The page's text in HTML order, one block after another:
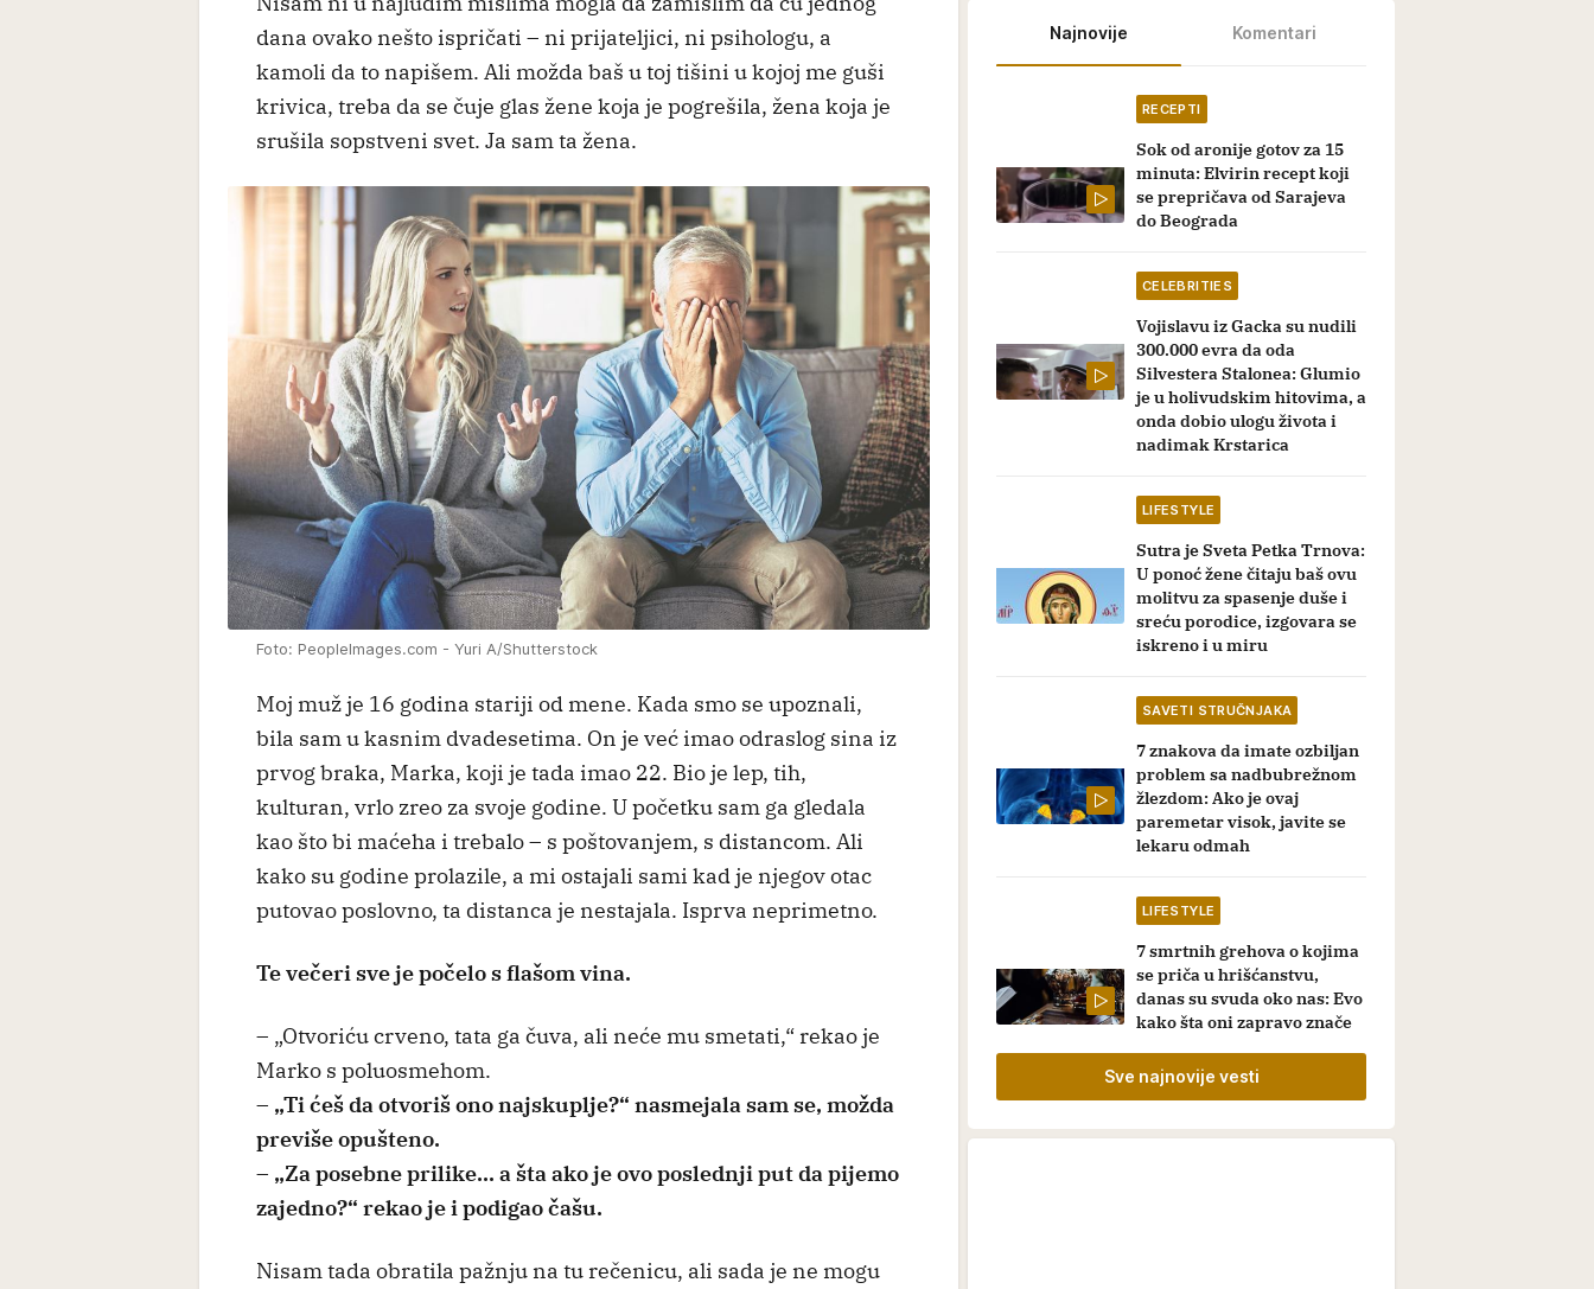
dana ovako nešto ispričati – ni prijateljici, ni psihologu, a
kamoli da to napišem. Ali možda baš u toj tišini u kojoj me guši
krivica, treba da se čuje glas žene koja je pogrešila, žena koja je
srušila sopstveni svet. Ja sam ta žena.
Foto: PeopleImages.com - Yuri A/Shutterstock
Moj muž je 16 godina stariji od mene. Kada smo se upoznali,
bila sam u kasnim dvadesetima. On je već imao odraslog sina iz
prvog braka, Marka, koji je tada imao 22. Bio je lep, tih,
kulturan, vrlo zreo za svoje godine. U početku sam ga gledala
kao što bi maćeha i trebalo – s poštovanjem, s distancom. Ali
kako su godine prolazile, a mi ostajali sami kad je njegov otac
putovao poslovno, ta distanca je nestajala. Isprva neprimetno.
Te večeri sve je počelo s flašom vina.
– „Otvoriću crveno, tata ga čuva, ali neće mu smetati,“ rekao je
Marko s poluosmehom.
– „Ti ćeš da otvoriš ono najskuplje?“ nasmejala sam se, možda
previše opušteno.
– „Za posebne prilike... a šta ako je ovo poslednji put da pijemo
zajedno?“ rekao je i podigao čašu.
Nisam tada obratila pažnju na tu rečenicu, ali sada je ne mogu
Najnovije Komentari
RECEPTI
Sok od aronije gotov za 15
minuta: Elvirin recept koji
se prepričava od Sarajeva
do Beograda
CELEBRITIES
Vojislavu iz Gacka su nudili
300.000 evra da oda
Silvestera Stalonea: Glumio
je u holivudskim hitovima, a
onda dobio ulogu života i
nadimak Krstarica
LIFESTYLE
Sutra je Sveta Petka Trnova:
U ponoć žene čitaju baš ovu
molitvu za spasenje duše i
sreću porodice, izgovara se
iskreno i u miru
SAVETI STRUČNJAKA
7 znakova da imate ozbiljan
problem sa nadbubrežnom
žlezdom: Ako je ovaj
paremetar visok, javite se
lekaru odmah
LIFESTYLE
7 smrtnih grehova o kojima
se priča u hrišćanstvu,
danas su svuda oko nas: Evo
kako šta oni zapravo znače
Sve najnovije vesti